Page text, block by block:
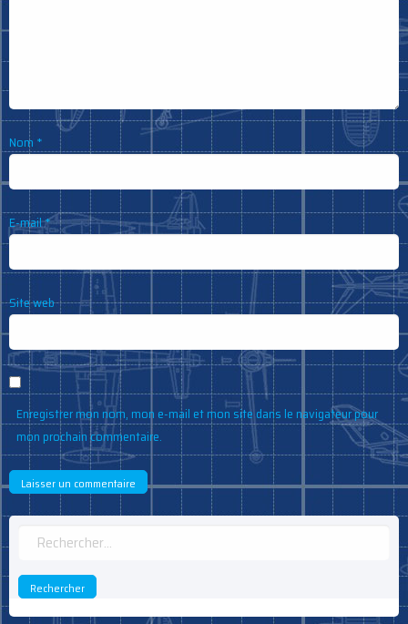
Nom *
E-mail*
Site web
Enregistrer mon nom, mon e-mail et mon site dans le navigateur pour
mon prochain commentaire.
Rechercher :